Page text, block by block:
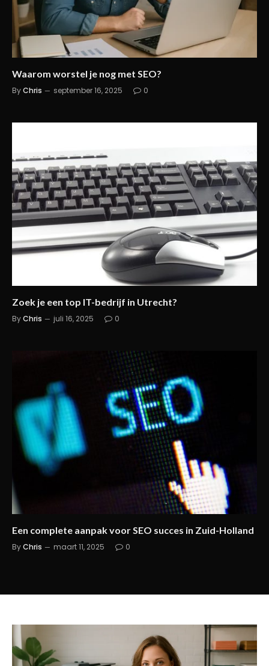
Waarom worstel je nog met SEO?
ByChris september 16, 2025 0
Zoek je een top IT-bedrijf in Utrecht?
ByChris juli 16, 2025 0
Een complete aanpak voor SEO succes in Zuid-Holland
ByChris maart 11, 2025 0